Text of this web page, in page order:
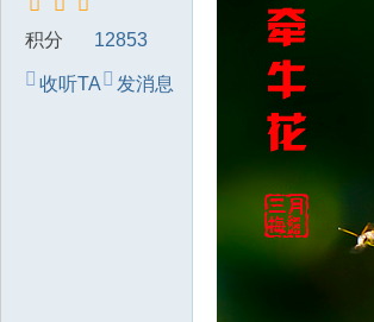
积分 12853
收听TA 发消息